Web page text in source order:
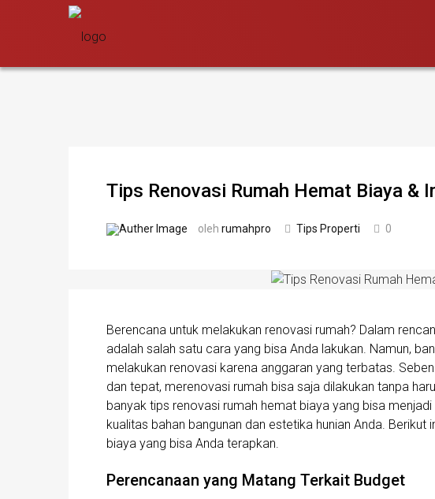
Tips Renovasi Rumah Hemat Biaya &
oleh rumahpro Tips Properti 0
Berencana untuk melakukan renovasi rumah? Dalam
adalah salah satu cara yang bisa Anda lakukan. Namun,
melakukan renovasi karena anggaran yang terbatas.
dan tepat, merenovasi rumah bisa saja dilakukan tanpa
banyak tips renovasi rumah hemat biaya yang bisa
kualitas bahan bangunan dan estetika hunian Anda.
biaya yang bisa Anda terapkan.
Perencanaan yang Matang Terkait Budget